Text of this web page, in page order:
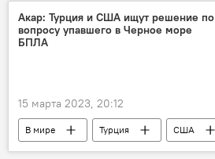
Акар: Турция и США ищут решение по
вопросу упавшего в Черное море
БПЛА
15 марта 2023, 20:12
В мире Турция
США
Черное море